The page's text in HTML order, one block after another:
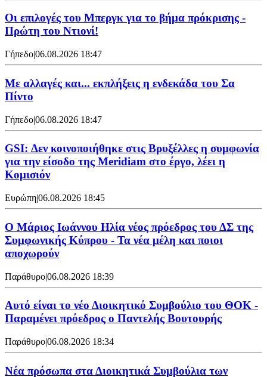
Οι επιλογές του Μπεργκ για το βήμα πρόκρισης -
Πρώτη του Ντιονί!
Γήπεδο|06.08.2026 18:47
Με αλλαγές και... εκπλήξεις η ενδεκάδα του Σα
Πίντο
Γήπεδο|06.08.2026 18:47
GSI: Δεν κοινοποιήθηκε στις Βρυξέλλες η συμφωνία
για την είσοδο της Meridiam στο έργο, λέει η
Κομισιόν
Ευρώπη|06.08.2026 18:45
Ο Μάριος Ιωάννου Ηλία νέος πρόεδρος του ΔΣ της
Συμφωνικής Κύπρου - Τα νέα μέλη και ποιοι
αποχωρούν
Παράθυρο|06.08.2026 18:39
Αυτό είναι το νέο Διοικητικό Συμβούλιο του ΘΟΚ -
Παραμένει πρόεδρος ο Παντελής Βουτουρής
Παράθυρο|06.08.2026 18:34
Νέα πρόσωπα στα Διοικητικά Συμβούλια των